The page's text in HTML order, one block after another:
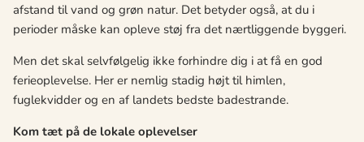
afstand til vand og grøn natur. Det betyder også, at du i
perioder måske kan opleve støj fra det nærtliggende byggeri.
Men det skal selvfølgelig ikke forhindre dig i at få en god
ferieoplevelse. Her er nemlig stadig højt til himlen,
fuglekvidder og en af landets bedste badestrande.
Kom tæt på de lokale oplevelser